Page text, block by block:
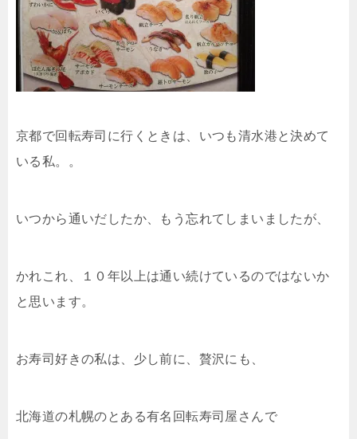
京都で回転寿司に行くときは、いつも清水港と決めて
いる私。。
いつから通いだしたか、もう忘れてしまいましたが、
かれこれ、１０年以上は通い続けているのではないか
と思います。
お寿司好きの私は、少し前に、贅沢にも、
北海道の札幌のとある有名回転寿司屋さんで